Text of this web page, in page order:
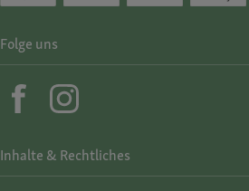
Inhalte & Rechtliches
Folge uns